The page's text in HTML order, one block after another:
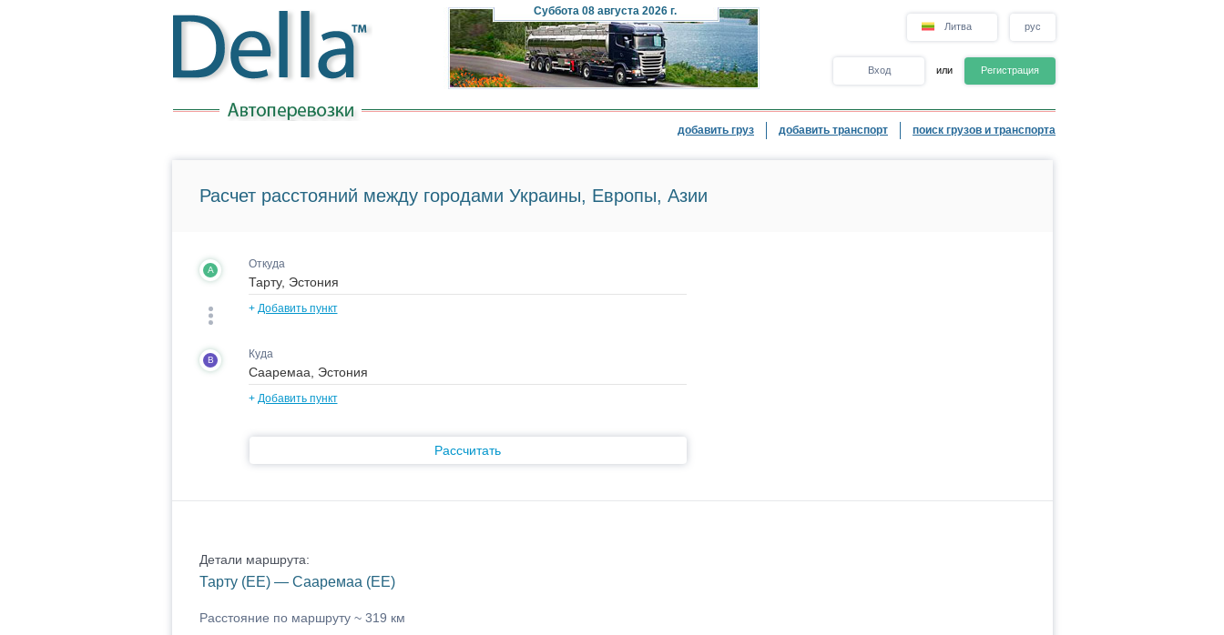
Суббота08 августа 2026 г.
Литва рус
Вход или Регистрация
добавить груз добавить транспорт поиск грузов и транспорта
Расчет расстояний между городами Украины, Европы, Азии
A Откуда
+ Добавить пункт
B Куда
+ Добавить пункт
Рассчитать
Детали маршрута:
Тарту (EE) — Сааремаа (EE)
Расстояние по маршруту ~ 319 км